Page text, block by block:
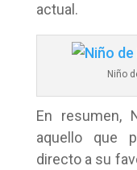
actual.
Niño
En resumen,
aquello que
directo a su